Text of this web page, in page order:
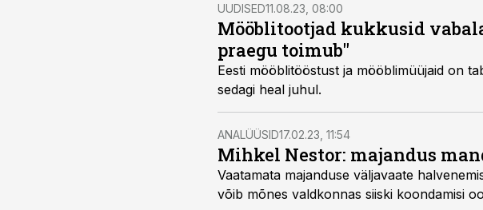
UUDISED11.08.23, 08:00
Mööblitootjad kukkusid
praegu toimub"
Eesti mööblitööstust ja mööblimüüjaid on
sedagi heal juhul.
ANALÜÜSID17.02.23, 11:54
Mihkel Nestor: majandus
Vaatamata majanduse väljavaate
võib mõnes valdkonnas siiski koondamisi